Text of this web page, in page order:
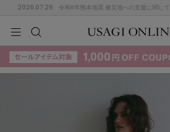
2026.07.29 令和8年熊本地震 被災地への支援に関して
検索
KIDSBABYBEAUTYLIFE STYLE
(715)
KIDSBABYBEAUTYLIFE STYLE
F